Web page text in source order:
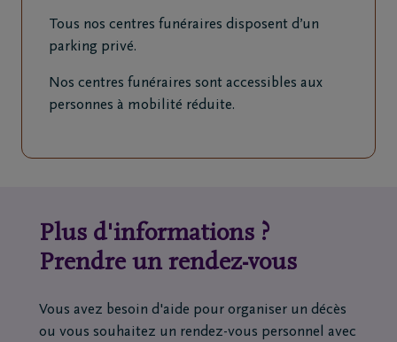
Tous nos centres funéraires disposent d’un
parking privé.
Nos centres funéraires sont accessibles aux
personnes à mobilité réduite.
Plus d'informations ?
Prendre un rendez-vous
Vous avez besoin d'aide pour organiser un décès
ou vous souhaitez un rendez-vous personnel avec